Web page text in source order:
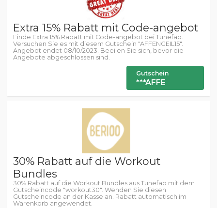
Extra 15% Rabatt mit Code-angebot
Finde Extra 15% Rabatt mit Code-angebot bei Tunefab.
Versuchen Sie es mit diesem Gutschein "AFFENGEIL15".
Angebot endet 08/10/2023. Beeilen Sie sich, bevor die
Angebote abgeschlossen sind.
Gutschein
***AFFE
30% Rabatt auf die Workout
Bundles
30% Rabatt auf die Workout Bundles aus Tunefab mit dem
Gutscheincode "workout30". Wenden Sie diesen
Gutscheincode an der Kasse an. Rabatt automatisch im
Warenkorb angewendet.